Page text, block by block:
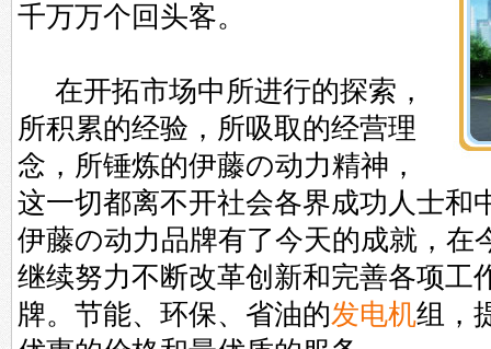
千万万个回头客。
在开拓市场中所进行的探索，
所积累的经验，所吸取的经营理
念，所锤炼的伊藤の动力精神，
这一切都离不开社会各界成功人士和
伊藤の动力品牌有了今天的成就，在
继续努力不断改革创新和完善各项工
牌。节能、环保、省油的发电机组，